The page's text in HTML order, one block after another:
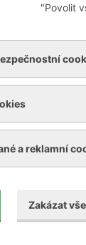
"Povolit
a reklamní
Zakázat vše